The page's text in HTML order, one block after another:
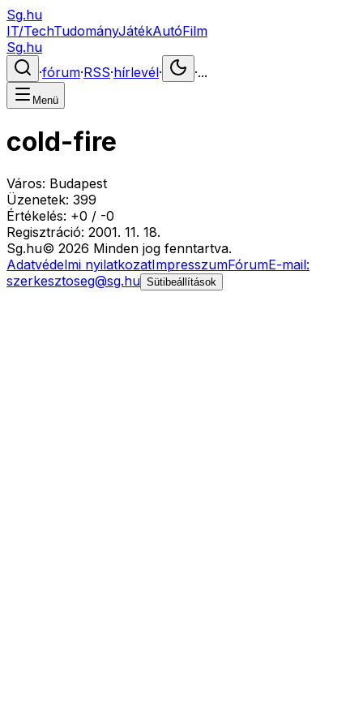
Sg.hu
IT/TechTudományJátékAutóFilm
Sg.hu
·fórum·RSS·hírlevél· ·...
Menü
cold-fire
Város: Budapest
Üzenetek: 399
Értékelés: +0 / -0
Regisztráció: 2001. 11. 18.
Sg.hu© 2026 Minden jog fenntartva.
Adatvédelmi nyilatkozatImpresszumFórumE-mail:
szerkesztoseg@sg.hu Sütibeállítások